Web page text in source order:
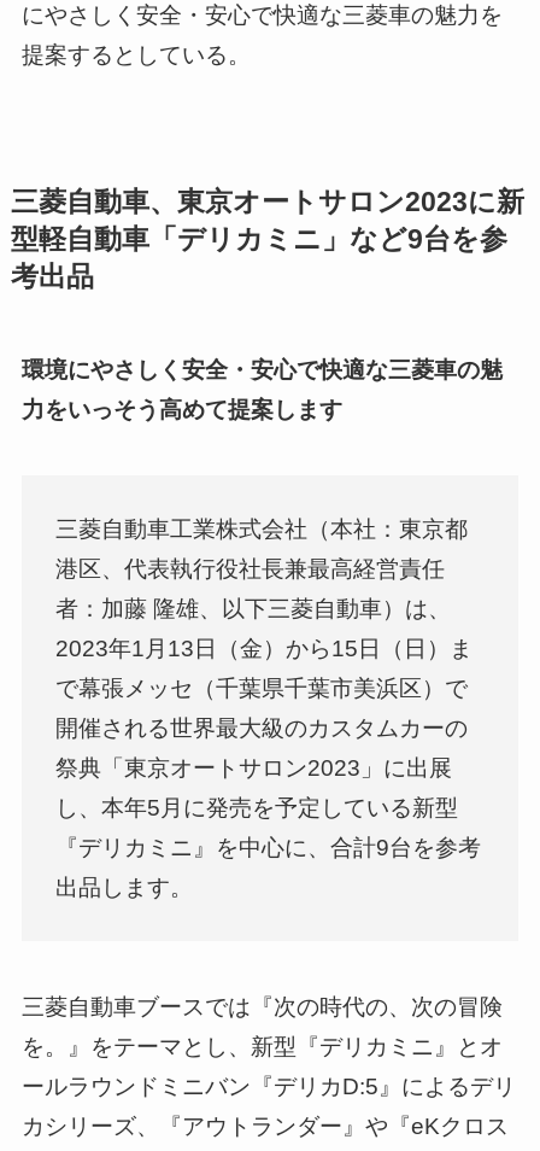
にやさしく安全・安心で快適な三菱車の魅力を
提案するとしている。
三菱自動車、東京オートサロン2023に新
型軽自動車「デリカミニ」など9台を参
考出品
環境にやさしく安全・安心で快適な三菱車の魅
力をいっそう高めて提案します
三菱自動車工業株式会社（本社：東京都
港区、代表執行役社長兼最高経営責任
者：加藤 隆雄、以下三菱自動車）は、
2023年1月13日（金）から15日（日）ま
で幕張メッセ（千葉県千葉市美浜区）で
開催される世界最大級のカスタムカーの
祭典「東京オートサロン2023」に出展
し、本年5月に発売を予定している新型
『デリカミニ』を中心に、合計9台を参考
出品します。
三菱自動車ブースでは『次の時代の、次の冒険
を。』をテーマとし、新型『デリカミニ』とオ
ールラウンドミニバン『デリカD:5』によるデリ
カシリーズ、『アウトランダー』や『eKクロス